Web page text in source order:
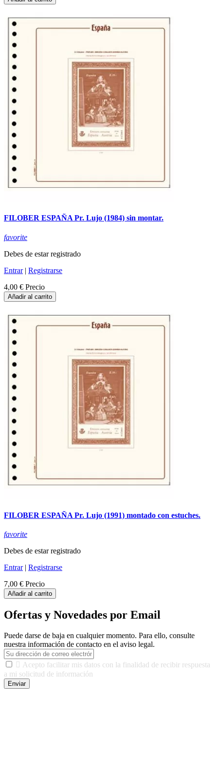
FILOBER ESPAÑA Pr. Lujo (1984) sin montar.
favorite
Debes de estar registrado
Entrar| Registrarse
4,00 € Precio
Añadir al carrito
FILOBER ESPAÑA Pr. Lujo (1991) montado con estuches.
favorite
Debes de estar registrado
Entrar| Registrarse
7,00 € Precio
Añadir al carrito
Ofertas y Novedades por Email
Puede darse de baja en cualquier momento. Para ello, consulte
nuestra información de contacto en el aviso legal.
 Acepto facilitar mis datos con la finalidad de recibir respuesta
a mi solicitud de información
Enviar